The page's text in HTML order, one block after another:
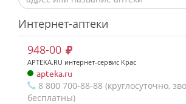
Интернет-аптеки
948-00
APTEKA.RU интернет-сервис Крас
apteka.ru
8 800 700-88-88 (круглосуточно,
бесплатны)